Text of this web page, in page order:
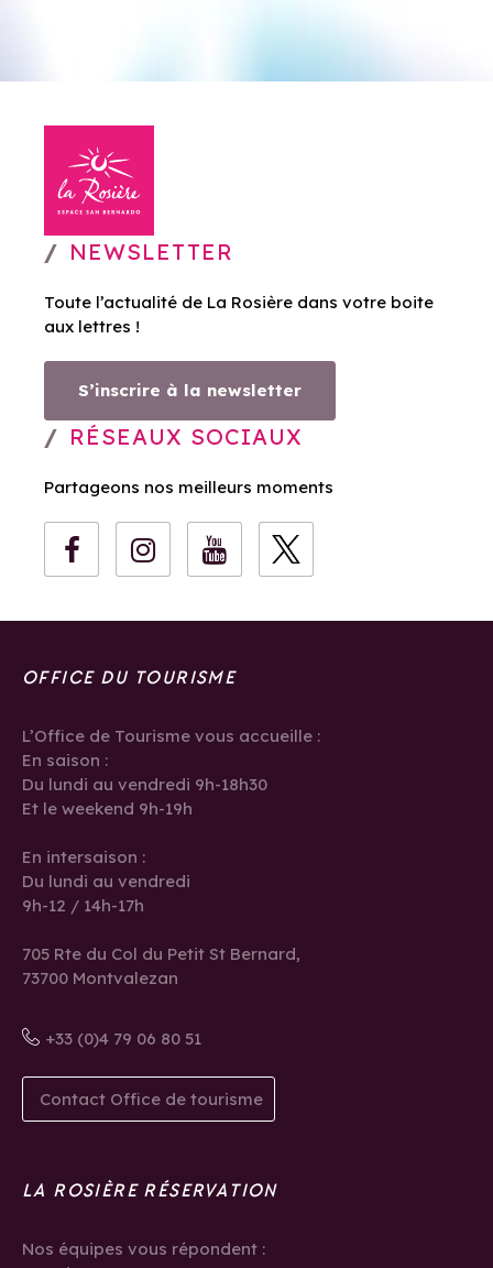
NEWSLETTER
Toute l’actualité de La Rosière dans votre boite
aux lettres !
S’inscrire à la newsletter
RÉSEAUX SOCIAUX
Partageons nos meilleurs moments
OFFICE DU TOURISME
L’Office de Tourisme vous accueille :
En saison :
Du lundi au vendredi 9h-18h30
Et le weekend 9h-19h
En intersaison :
Du lundi au vendredi
9h-12 / 14h-17h
705 Rte du Col du Petit St Bernard,
73700 Montvalezan
+33 (0)4 79 06 80 51
Contact Office de tourisme
LA ROSIÈRE RÉSERVATION
Nos équipes vous répondent :